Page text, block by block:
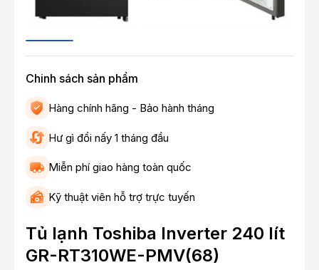
Chinh sách sản phẩm
Hàng chính hãng - Bảo hành tháng
Hư gì đổi nấy 1 tháng đầu
Miễn phí giao hàng toàn quốc
Kỹ thuật viên hỗ trợ trực tuyến
Tủ lạnh Toshiba Inverter 240 lít
GR-RT310WE-PMV(68)